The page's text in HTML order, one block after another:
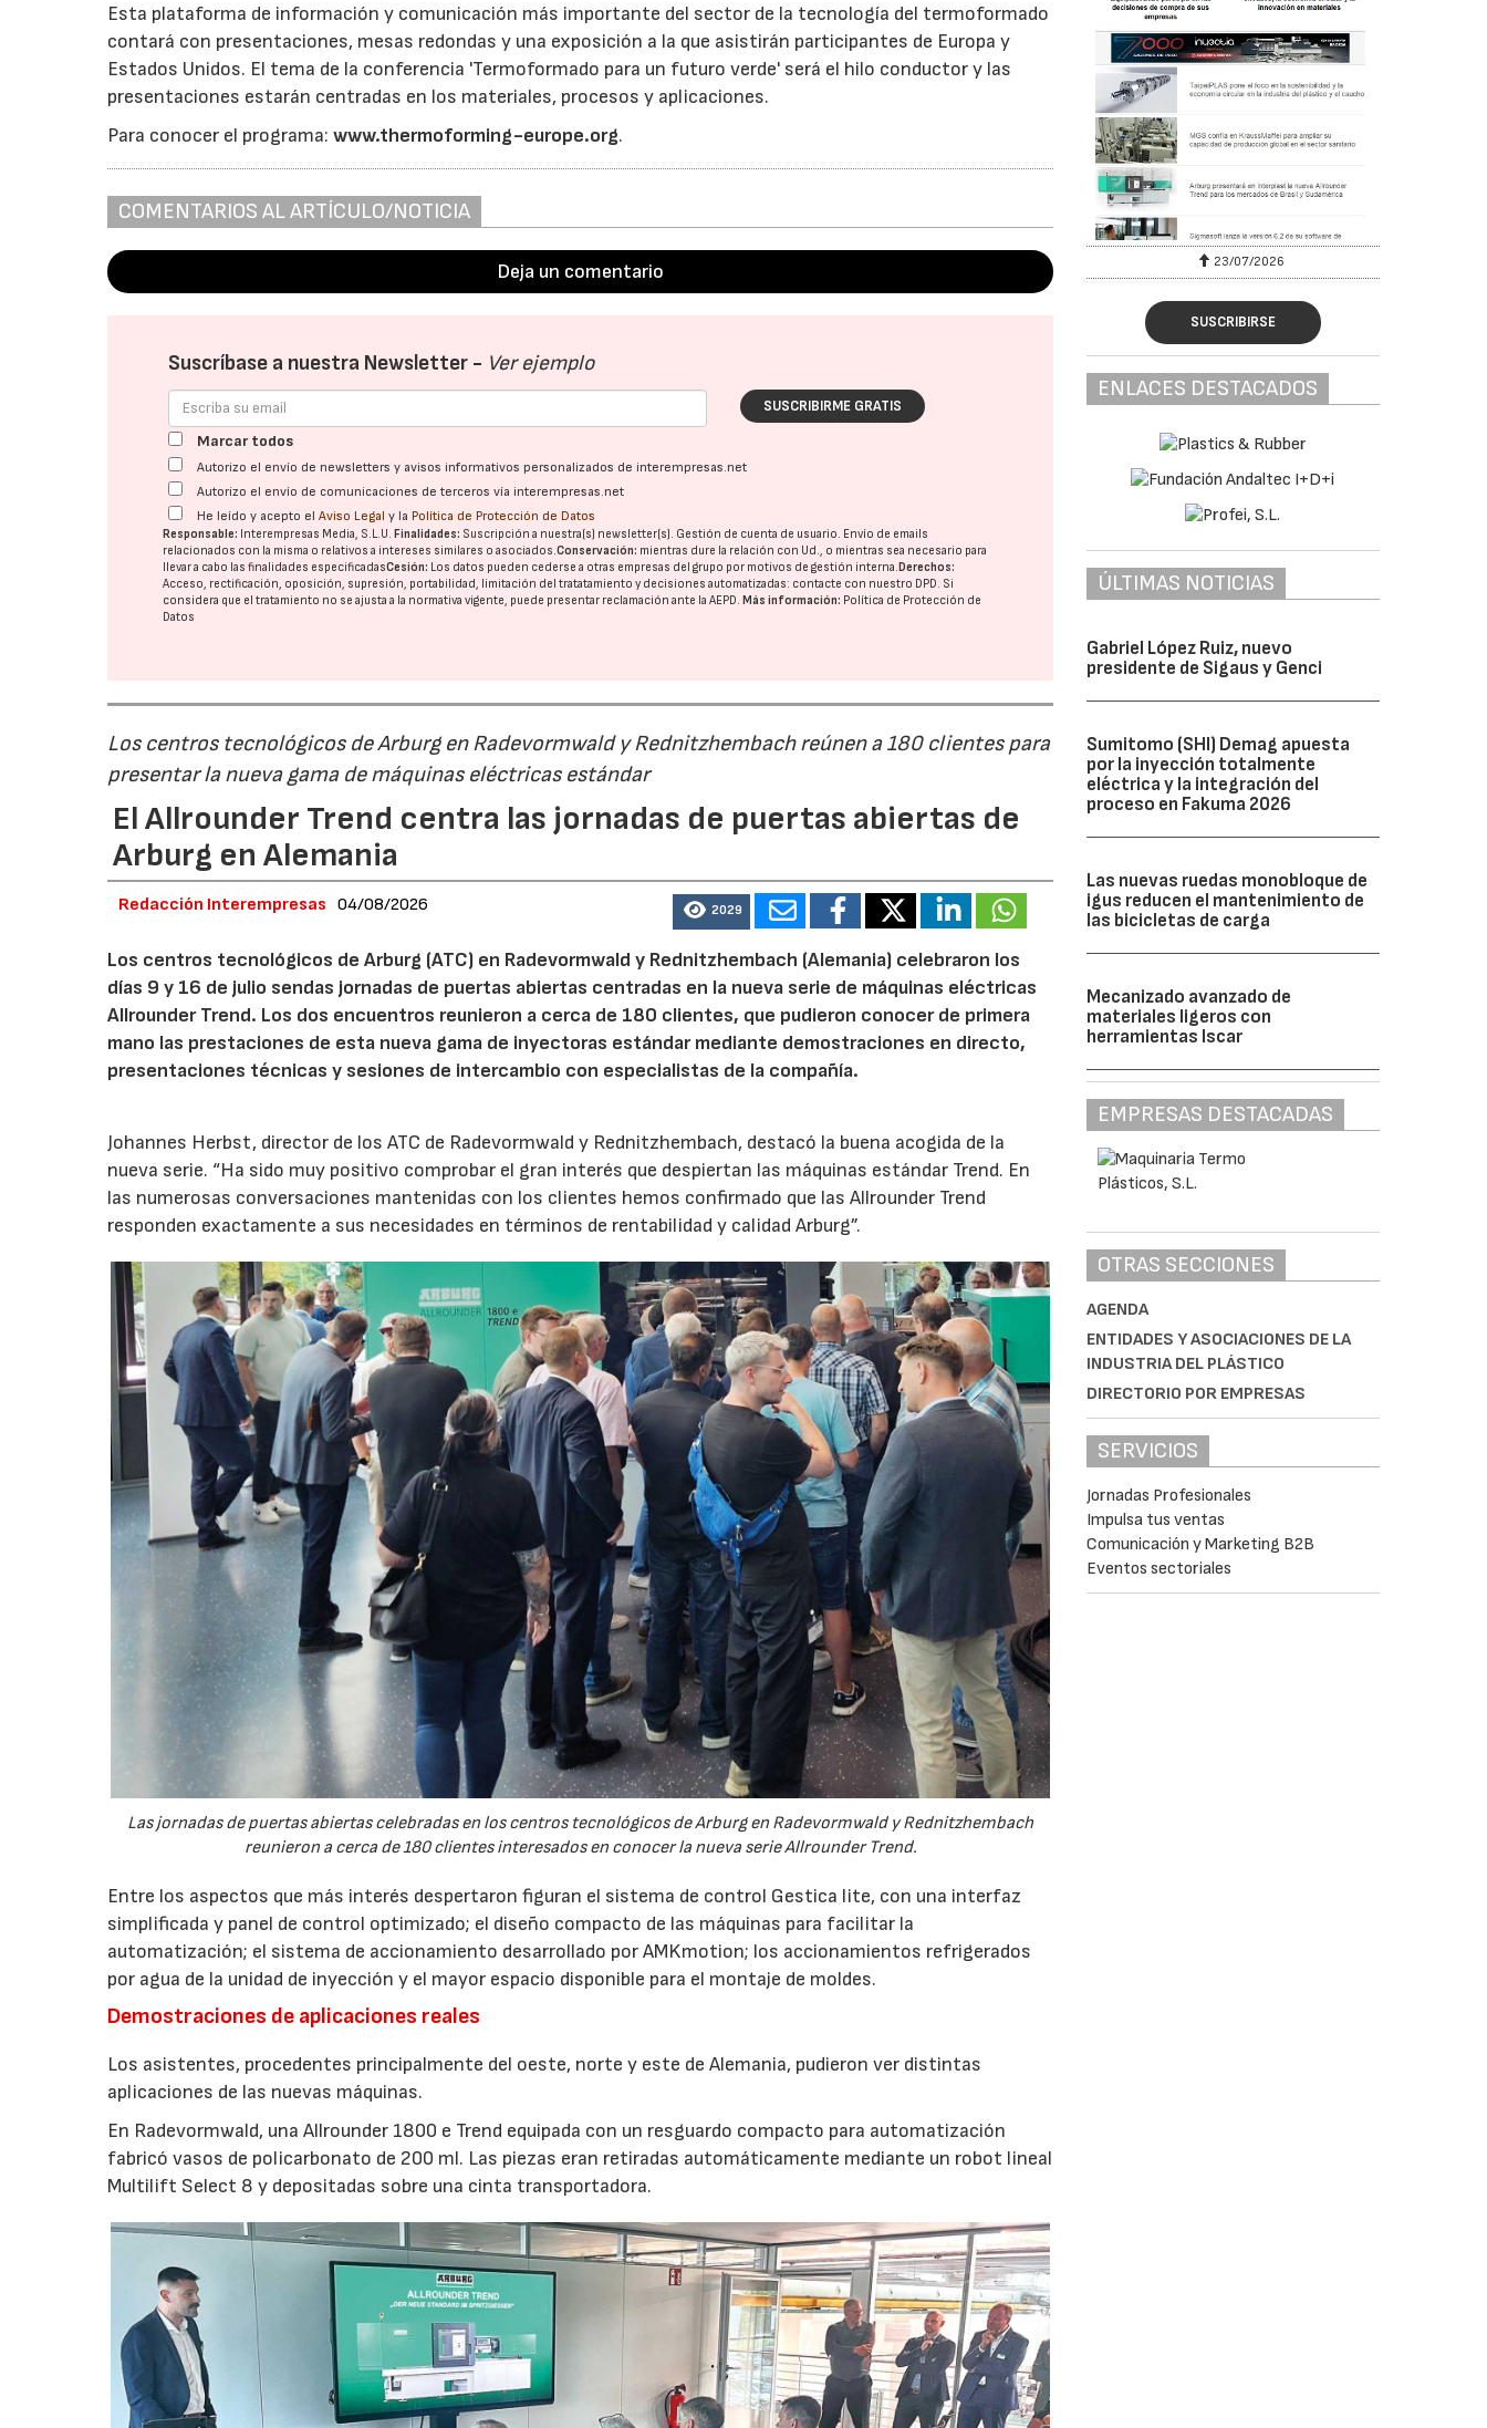
Esta plataforma de información y comunicación más importante del sector de la tecnología del termoformado
contará con presentaciones, mesas redondas y una exposición a la que asistirán participantes de Europa y
Estados Unidos. El tema de la conferencia 'Termoformado para un futuro verde' será el hilo conductor y las
presentaciones estarán centradas en los materiales, procesos y aplicaciones.
Para conocer el programa:www.thermoforming-europe.org.
COMENTARIOS AL ARTÍCULO/NOTICIA
Deja un comentario
Suscríbase a nuestra Newsletter - Ver ejemplo
SUSCRIBIRME GRATIS
Marcar todos
Autorizo el envío de newsletters y avisos informativos personalizados de interempresas.net
Autorizo el envío de comunicaciones de terceros vía interempresas.net
He leído y acepto elAviso Legal y la Política de Protección de Datos
Responsable: Interempresas Media, S.L.U.Finalidades: Suscripción a nuestra(s) newsletter(s). Gestión de cuenta de usuario. Envío de emails
relacionados con la misma o relativos a intereses similares o asociados.Conservación: mientras dure la relación con Ud., o mientras sea necesario para
llevar a cabo las finalidades especificadasCesión: Los datos pueden cederse a otras empresas del grupo por motivos de gestión interna.Derechos:
Acceso, rectificación, oposición, supresión, portabilidad, limitación del tratatamiento y decisiones automatizadas: contacte con nuestro DPD. Si
considera que el tratamiento no se ajusta a la normativa vigente, puede presentar reclamación ante laAEPD.Más información: Política de Protección de
Datos
Los centros tecnológicos de Arburg en Radevormwald y Rednitzhembach reúnen a 180 clientes para
presentar la nueva gama de máquinas eléctricas estándar
El Allrounder Trend centra las jornadas de puertas abiertas de
Arburg en Alemania
Redacción Interempresas 04/08/2026 2029
Los centros tecnológicos de Arburg (ATC) en Radevormwald y Rednitzhembach (Alemania) celebraron los
días 9 y 16 de julio sendas jornadas de puertas abiertas centradas en la nueva serie de máquinas eléctricas
Allrounder Trend. Los dos encuentros reunieron a cerca de 180 clientes, que pudieron conocer de primera
mano las prestaciones de esta nueva gama de inyectoras estándar mediante demostraciones en directo,
presentaciones técnicas y sesiones de intercambio con especialistas de la compañía.
Johannes Herbst, director de los ATC de Radevormwald y Rednitzhembach, destacó la buena acogida de la
nueva serie. “Ha sido muy positivo comprobar el gran interés que despiertan las máquinas estándar Trend. En
las numerosas conversaciones mantenidas con los clientes hemos confirmado que las Allrounder Trend
responden exactamente a sus necesidades en términos de rentabilidad y calidad Arburg”.
Las jornadas de puertas abiertas celebradas en los centros tecnológicos de Arburg en Radevormwald y Rednitzhembach
reunieron a cerca de 180 clientes interesados en conocer la nueva serie Allrounder Trend.
Entre los aspectos que más interés despertaron figuran el sistema de control Gestica lite, con una interfaz
simplificada y panel de control optimizado; el diseño compacto de las máquinas para facilitar la
automatización; el sistema de accionamiento desarrollado por AMKmotion; los accionamientos refrigerados
por agua de la unidad de inyección y el mayor espacio disponible para el montaje de moldes.
Demostraciones de aplicaciones reales
Los asistentes, procedentes principalmente del oeste, norte y este de Alemania, pudieron ver distintas
aplicaciones de las nuevas máquinas.
En Radevormwald, una Allrounder 1800 e Trend equipada con un resguardo compacto para automatización
fabricó vasos de policarbonato de 200 ml. Las piezas eran retiradas automáticamente mediante un robot lineal
Multilift Select 8 y depositadas sobre una cinta transportadora.
23/07/2026 23/07/2026
SUSCRIBIRSE
ENLACES DESTACADOS
ÚLTIMAS NOTICIAS
Gabriel López Ruiz, nuevo
presidente de Sigaus y Genci
Sumitomo (SHI) Demag apuesta
por la inyección totalmente
eléctrica y la integración del
proceso en Fakuma 2026
Las nuevas ruedas monobloque de
igus reducen el mantenimiento de
las bicicletas de carga
Mecanizado avanzado de
materiales ligeros con
herramientas Iscar
EMPRESAS DESTACADAS
OTRAS SECCIONES
AGENDA
ENTIDADES Y ASOCIACIONES DE LA
INDUSTRIA DEL PLÁSTICO
DIRECTORIO POR EMPRESAS
SERVICIOS
Jornadas Profesionales
Impulsa tus ventas
Comunicación y Marketing B2B
Eventos sectoriales